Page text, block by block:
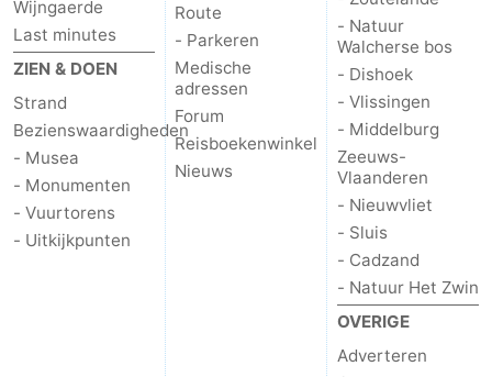
Wijngaerde
Last minutes
ZIEN & DOEN
Strand
Bezienswaardigheden
- Musea
- Monumenten
- Vuurtorens
- Uitkijkpunten
Route
- Parkeren
Medische
adressen
Forum
Reisboekenwinkel
Nieuws
- Natuur
Walcherse bos
- Dishoek
- Vlissingen
- Middelburg
Zeeuws-
Vlaanderen
- Nieuwvliet
- Sluis
- Cadzand
- Natuur Het Zwin
OVERIGE
Adverteren